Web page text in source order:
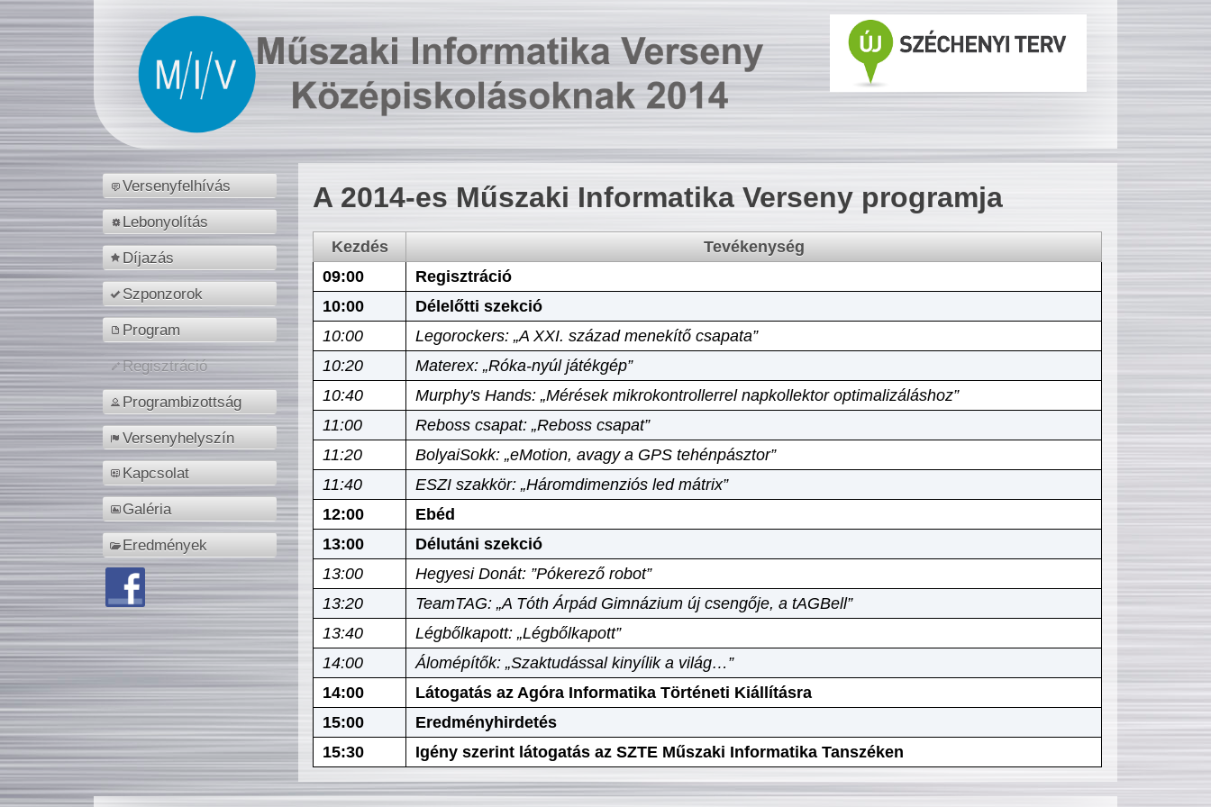
Versenyfelhívás
Lebonyolítás
Díjazás
Szponzorok
Program
Regisztráció
Programbizottság
Versenyhelyszín
Kapcsolat
Galéria
Eredmények
A 2014-es Műszaki Informatika Verseny programja
Kezdés
Tevékenység
09:00
Regisztráció
10:00
Délelőtti szekció
10:00
Legorockers: „A XXI. század menekítő csapata”
10:20
Materex: „Róka-nyúl játékgép”
10:40
Murphy's Hands: „Mérések mikrokontrollerrel napkollektor optimalizáláshoz”
11:00
Reboss csapat: „Reboss csapat”
11:20
BolyaiSokk: „eMotion, avagy a GPS tehénpásztor”
11:40
ESZI szakkör: „Háromdimenziós led mátrix”
12:00
Ebéd
13:00
Délutáni szekció
13:00
Hegyesi Donát: ”Pókerező robot”
13:20
TeamTAG: „A Tóth Árpád Gimnázium új csengője, a tAGBell”
13:40
Légbőlkapott: „Légbőlkapott”
14:00
Álomépítők: „Szaktudással kinyílik a világ…”
14:00
Látogatás az Agóra Informatika Történeti Kiállításra
15:00
Eredményhirdetés
15:30
Igény szerint látogatás az SZTE Műszaki Informatika Tanszéken